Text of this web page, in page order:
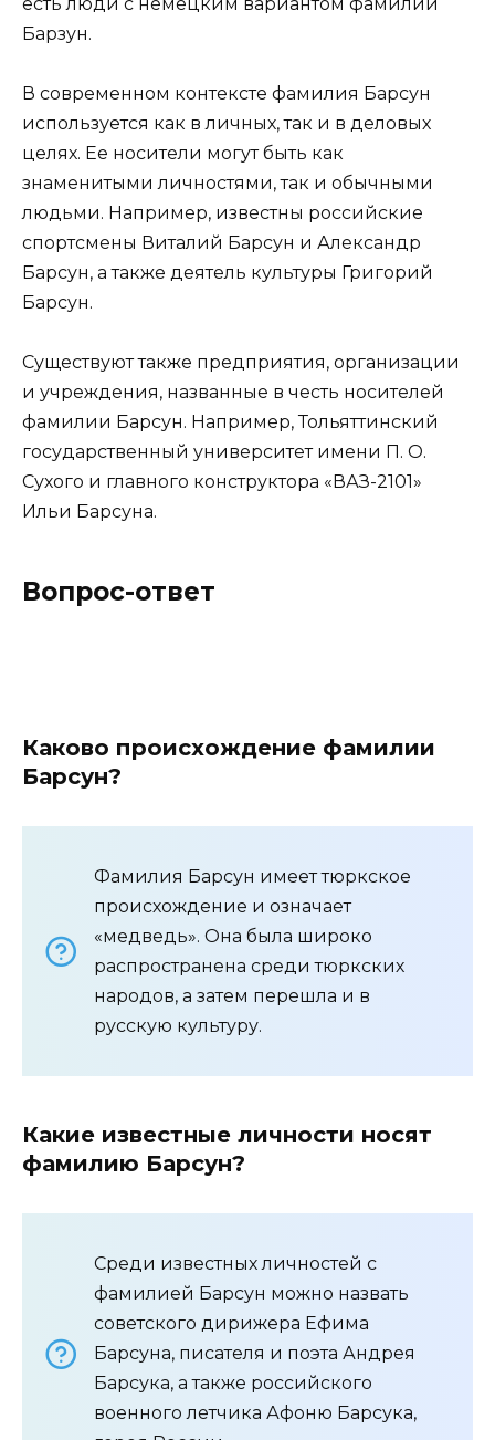
Барзун.
В современном контексте фамилия Барсун
используется как в личных, так и в деловых
целях. Ее носители могут быть как
знаменитыми личностями, так и обычными
людьми. Например, известны российские
спортсмены Виталий Барсун и Александр
Барсун, а также деятель культуры Григорий
Барсун.
Существуют также предприятия, организации
и учреждения, названные в честь носителей
фамилии Барсун. Например, Тольяттинский
государственный университет имени П. О.
Сухого и главного конструктора «ВАЗ-2101»
Ильи Барсуна.
Вопрос-ответ
Каково происхождение фамилии
Барсун?
Фамилия Барсун имеет тюркское
происхождение и означает
«медведь». Она была широко
распространена среди тюркских
народов, а затем перешла и в
русскую культуру.
Какие известные личности носят
фамилию Барсун?
Среди известных личностей с
фамилией Барсун можно назвать
советского дирижера Ефима
Барсуна, писателя и поэта Андрея
Барсука, а также российского
военного летчика Афоню Барсука,